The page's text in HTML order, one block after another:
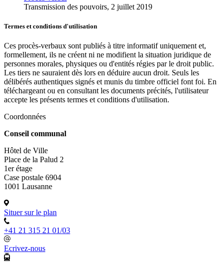
Transmission des pouvoirs, 2 juillet 2019
Termes et conditions d'utilisation
Ces procès-verbaux sont publiés à titre informatif uniquement et,
formellement, ils ne créent ni ne modifient la situation juridique de
personnes morales, physiques ou d'entités régies par le droit public.
Les tiers ne sauraient dès lors en déduire aucun droit. Seuls les
délibérés authentiques signés et munis du timbre officiel font foi. En
téléchargeant ou en consultant les documents précités, l'utilisateur
accepte les présents termes et conditions d'utilisation.
Coordonnées
Conseil communal
Hôtel de Ville
Place de la Palud 2
1er étage
Case postale 6904
1001 Lausanne
Situer sur le plan
+41 21 315 21 01/03
Ecrivez-nous